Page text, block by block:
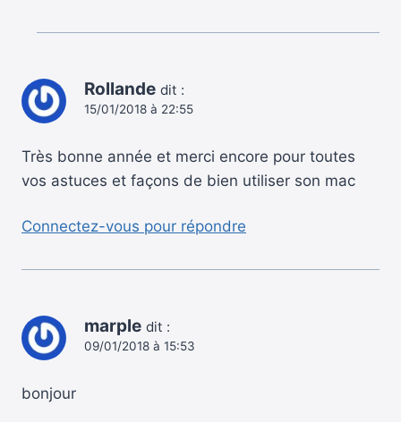
Rollande dit :
15/01/2018 à 22:55
Très bonne année et merci encore pour toutes
vos astuces et façons de bien utiliser son mac
Connectez-vous pour répondre
marple dit :
09/01/2018 à 15:53
bonjour